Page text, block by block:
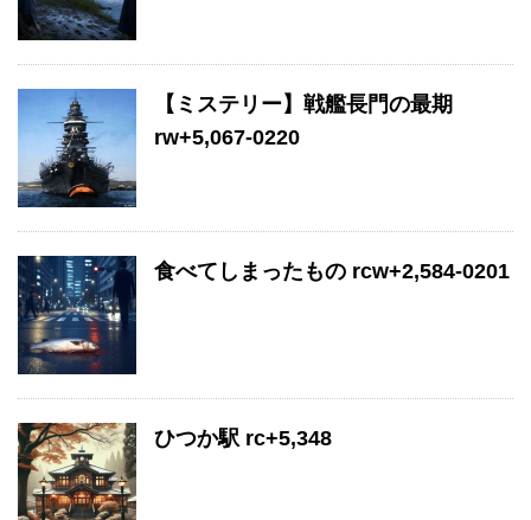
【ミステリー】戦艦長門の最期
rw+5,067-0220
食べてしまったもの rcw+2,584-0201
ひつか駅 rc+5,348